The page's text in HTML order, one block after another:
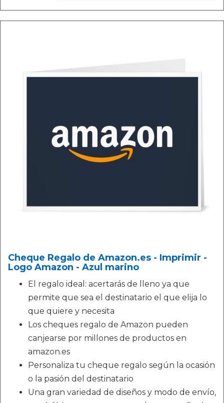
Cheque Regalo de Amazon.es - Imprimir -
Logo Amazon - Azul marino
El regalo ideal: acertarás de lleno ya que
permite que sea el destinatario el que elija lo
que quiere y necesita
Los cheques regalo de Amazon pueden
canjearse por millones de productos en
amazon.es
Personaliza tu cheque regalo según la ocasión
o la pasión del destinatario
Una gran variedad de diseños y modo de envío,